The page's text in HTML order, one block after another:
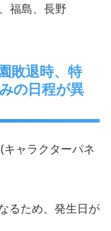
福島、長野
敗退時、特
の日程が異
ャラクターパネ
るため、発生日が